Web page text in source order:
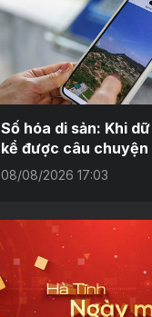
Số hóa di sản: Khi
kể được câu chuyện
08/08/2026 17:03